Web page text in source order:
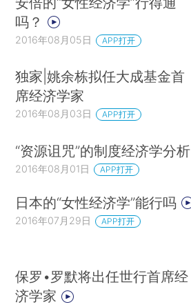
吗？
2016年08月05日 APP打开
独家|姚余栋拟任大成基金首
席经济学家
2016年08月03日 APP打开
“资源诅咒”的制度经济学分析
2016年08月01日 APP打开
日本的“女性经济学”能行吗
2016年07月29日 APP打开
保罗•罗默将出任世行首席经
济学家